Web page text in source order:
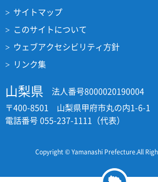
サイトマップ
このサイトについて
ウェブアクセシビリティ方針
リンク集
山梨県
法人番号8000020190004
〒400-8501 山梨県甲府市丸の内1-6-1
電話番号 055-237-1111（代表）
Copyright © Yamanashi Prefecture.All